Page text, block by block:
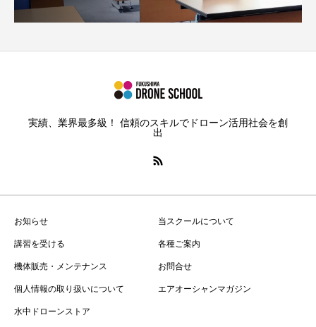
実績、業界最多級！ 信頼のスキルでドローン活用社会を創
出
お知らせ
当スクールについて
講習を受ける
各種ご案内
機体販売・メンテナンス
お問合せ
個人情報の取り扱いについて
エアオーシャンマガジン
水中ドローンストア